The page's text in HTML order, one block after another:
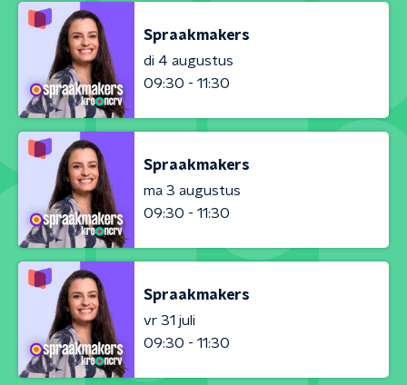
Spraakmakers
di 4 augustus
09:30 - 11:30
Spraakmakers
ma 3 augustus
09:30 - 11:30
Spraakmakers
vr 31 juli
09:30 - 11:30